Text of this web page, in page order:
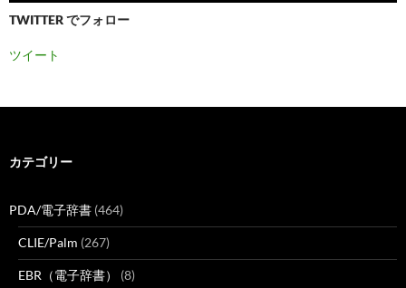
TWITTER でフォロー
ツイート
カテゴリー
PDA/電子辞書 (464)
CLIE/Palm (267)
EBR（電子辞書） (8)